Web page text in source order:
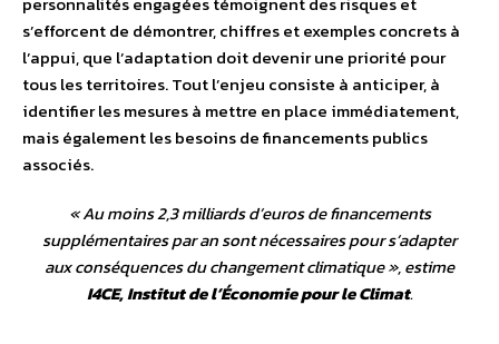
s’efforcent de démontrer, chiffres et exemples concrets à
l’appui, que l’adaptation doit devenir une priorité pour
tous les territoires. Tout l’enjeu consiste à anticiper, à
identifier les mesures à mettre en place immédiatement,
mais également les besoins de financements publics
associés.
«Au moins 2,3 milliards d’euros de financements
supplémentaires par an sont nécessaires pour s’adapter
aux conséquences du changement climatique», estime
I4CE, Institut de l’Économie pour le Climat.